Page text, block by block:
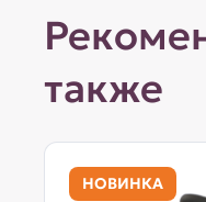
также
НОВИНКА